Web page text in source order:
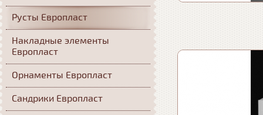
Русты Европласт
Накладные элементы
Европласт
Орнаменты Европласт
Сандрики Европласт